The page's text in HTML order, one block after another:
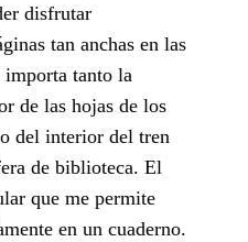
disfrutar
tan anchas en las
importa tanto la
de las hojas de los
del interior del tren
de biblioteca. El
que me permite
en un cuaderno.